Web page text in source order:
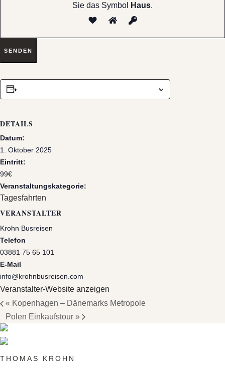
Sie das Symbol
Haus.
DETAILS
Datum:
1. Oktober 2025
Eintritt:
99€
Veranstaltungskategorie:
Tagesfahrten
VERANSTALTER
Krohn Busreisen
Telefon
03881 75 65 101
E-Mail
info@krohnbusreisen.com
Veranstalter-Website anzeigen
« Kopenhagen – Dänemarks Metropole
Polen Einkaufstour »
THOMAS KROHN